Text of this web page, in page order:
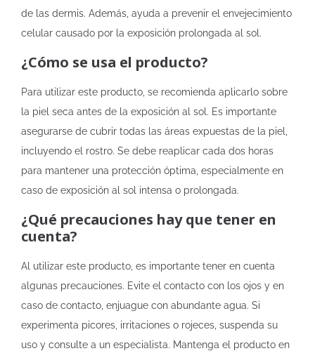
de las dermis. Además, ayuda a prevenir el envejecimiento
celular causado por la exposición prolongada al sol.
¿Cómo se usa el producto?
Para utilizar este producto, se recomienda aplicarlo sobre
la piel seca antes de la exposición al sol. Es importante
asegurarse de cubrir todas las áreas expuestas de la piel,
incluyendo el rostro. Se debe reaplicar cada dos horas
para mantener una protección óptima, especialmente en
caso de exposición al sol intensa o prolongada.
¿Qué precauciones hay que tener en
cuenta?
Al utilizar este producto, es importante tener en cuenta
algunas precauciones. Evite el contacto con los ojos y en
caso de contacto, enjuague con abundante agua. Si
experimenta picores, irritaciones o rojeces, suspenda su
uso y consulte a un especialista. Mantenga el producto en